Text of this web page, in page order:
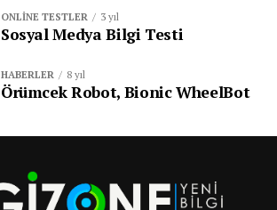
ONLINE TESTLER 3 yıl
Sosyal Medya Bilgi Testi
HABERLER 8 yıl
Örümcek Robot, Bionic WheelBot